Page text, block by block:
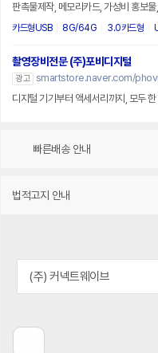
판촉물제작, 메모리카드, 가성비 홍보
카드형USB 8G/64G 3.0카드형
촬영장비전문 (주)포비디지털
광고 smartstore.naver.com/
디지털 기기부터 액세서리까지, 모두 한
빠른배송 안내
법적고지 안내
(주) 커넥트웨이브